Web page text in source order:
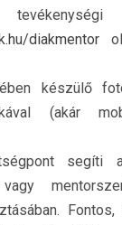
diakmentor
készülő
(akár
segíti